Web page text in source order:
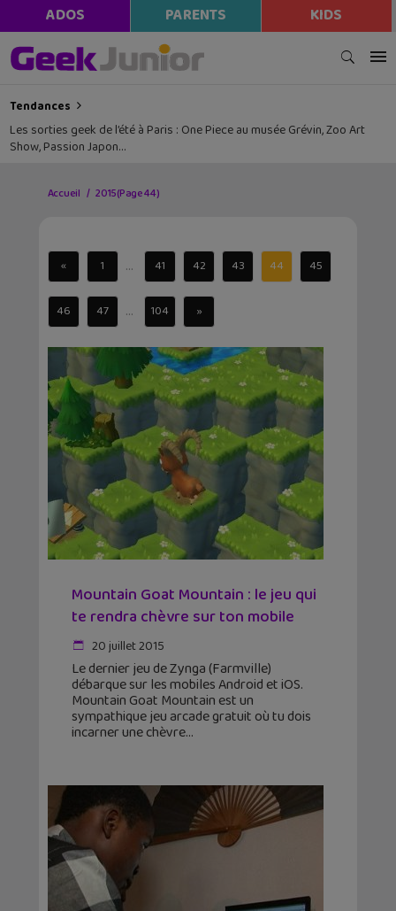
ADOS PARENTS KIDS
Tendances
Les sorties geek de l’été à Paris : One Piece au musée Grévin, Zoo Art
Show, Passion Japon…
Accueil 2015(Page 44)
« 1 ... 41 42 43 44 45
46 47 ... 104 »
Mountain Goat Mountain : le jeu qui
te rendra chèvre sur ton mobile
20 juillet 2015
Le dernier jeu de Zynga (Farmville)
débarque sur les mobiles Android et iOS.
Mountain Goat Mountain est un
sympathique jeu arcade gratuit où tu dois
incarner une chèvre